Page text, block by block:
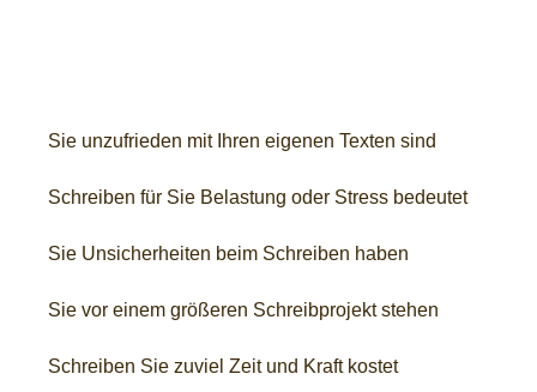
Sie unzufrieden mit Ihren eigenen Texten sind
Schreiben für Sie Belastung oder Stress bedeutet
Sie Unsicherheiten beim Schreiben haben
Sie vor einem größeren Schreibprojekt stehen
Schreiben Sie zuviel Zeit und Kraft kostet